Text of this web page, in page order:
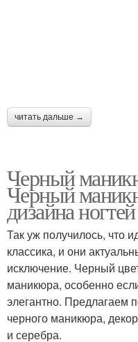
читать дальше →
Черный
Черный
дизайна ногтей
Так уж получилось, что
классика, и они
исключение. Черный
маникюра, особенно
элегантно. Предлагаем
черного маникюра,
и серебра.